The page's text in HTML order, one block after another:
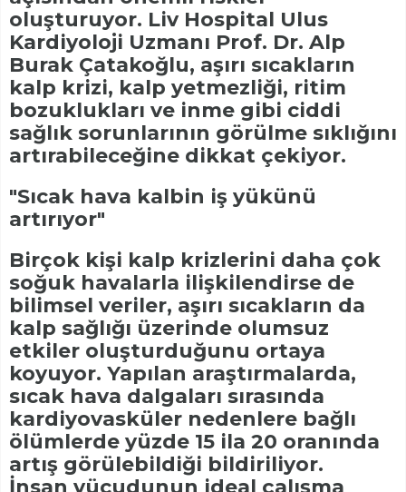
oluşturuyor. Liv Hospital Ulus
Kardiyoloji Uzmanı Prof. Dr. Alp
Burak Çatakoğlu, aşırı sıcakların
kalp krizi, kalp yetmezliği, ritim
bozuklukları ve inme gibi ciddi
sağlık sorunlarının görülme sıklığını
artırabileceğine dikkat çekiyor.
"Sıcak hava kalbin iş yükünü
artırıyor"
Birçok kişi kalp krizlerini daha çok
soğuk havalarla ilişkilendirse de
bilimsel veriler, aşırı sıcakların da
kalp sağlığı üzerinde olumsuz
etkiler oluşturduğunu ortaya
koyuyor. Yapılan araştırmalarda,
sıcak hava dalgaları sırasında
kardiyovasküler nedenlere bağlı
ölümlerde yüzde 15 ila 20 oranında
artış görülebildiği bildiriliyor.